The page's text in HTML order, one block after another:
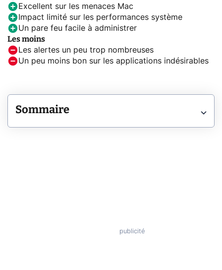
Excellent sur les menaces Mac
Impact limité sur les performances système
Un pare feu facile à administrer
Les moins
Les alertes un peu trop nombreuses
Un peu moins bon sur les applications indésirables
Sommaire